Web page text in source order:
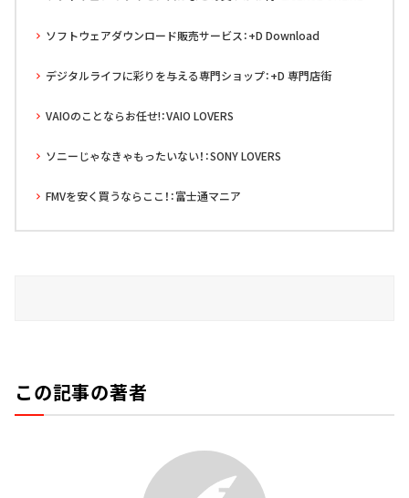
ソフトウェアダウンロード販売サービス：+D Download
デジタルライフに彩りを与える専門ショップ：+D 専門店街
VAIOのことならお任せ!：VAIO LOVERS
ソニーじゃなきゃもったいない！：SONY LOVERS
FMVを安く買うならここ！：富士通マニア
この記事の著者